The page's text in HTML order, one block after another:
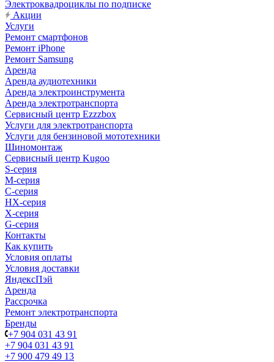
Электроквадроциклы по подписке
Акции
Услуги
Ремонт смартфонов
Ремонт iPhone
Ремонт Samsung
Аренда
Аренда аудиотехники
Аренда электроинструмента
Аренда электротранспорта
Сервисный центр Ezzzbox
Услуги для электротранспорта
Услуги для бензиновой мототехники
Шиномонтаж
Сервисный центр Kugoo
S-cерия
M-серия
С-серия
HX-серия
X-серия
G-серия
Контакты
Как купить
Условия оплаты
Условия доставки
ЯндексПэй
Аренда
Рассрочка
Ремонт электротранспорта
Бренды
+7 904 031 43 91
+7 904 031 43 91
+7 900 479 49 13